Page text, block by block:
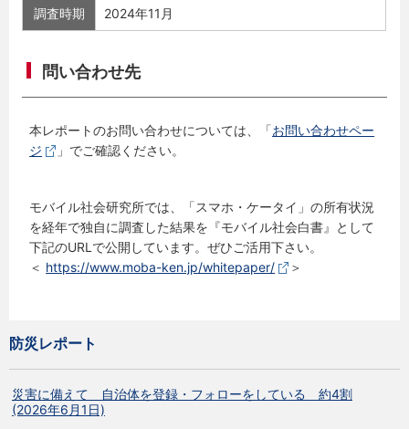
調査時期 2024年11月
問い合わせ先
本レポートのお問い合わせについては、「お問い合わせペー
ジ
」でご確認ください。
モバイル社会研究所では、「スマホ・ケータイ」の所有状況
を経年で独自に調査した結果を『モバイル社会白書』として
下記のURLで公開しています。ぜひご活用下さい。
＜ https://www.moba-ken.jp/whitepaper/ ＞
防災レポート
災害に備えて 自治体を登録・フォローをしている 約4割
(2026年6月1日)